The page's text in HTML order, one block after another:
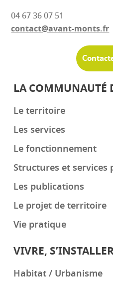
04 67 36 07 51
contact@avant-monts.fr
LA COMMUNAUTÉ
Le territoire
Les services
Le fonctionnement
Structures et services
Les publications
Le projet de territoire
Vie pratique
VIVRE,
Habitat / Urbanisme